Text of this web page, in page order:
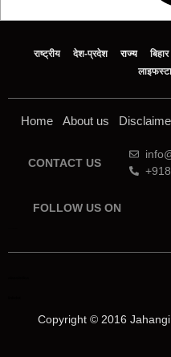
राष्ट्रीय देश-प्रदेश राज्य बिहार
Home About us
CONTACT US
FOLLOW US ON
Copyright © 2016